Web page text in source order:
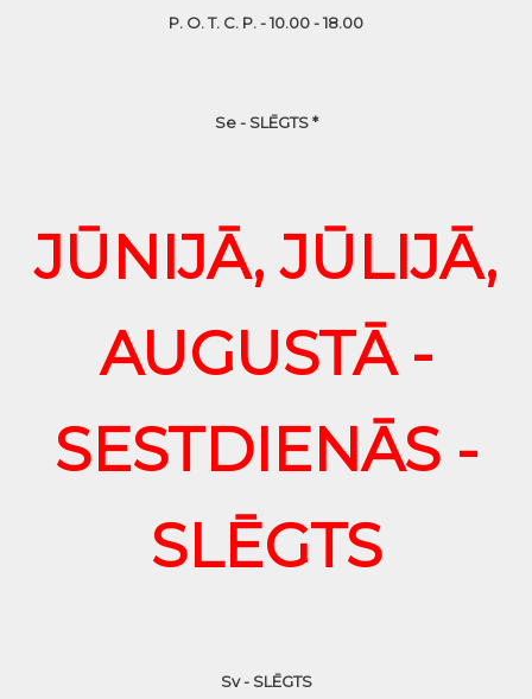
P. O. T. C. P. - 10.00 - 18.00
Se - SLĒGTS *
JŪNIJĀ, JŪLIJĀ,
AUGUSTĀ -
SESTDIENĀS -
SLĒGTS
Sv - SLĒGTS